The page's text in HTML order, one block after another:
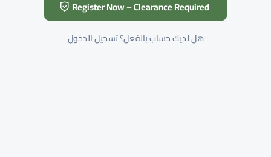
Register Now – Clearance Required
هل لديك حساب بالفعل؟تسجيل الدخول